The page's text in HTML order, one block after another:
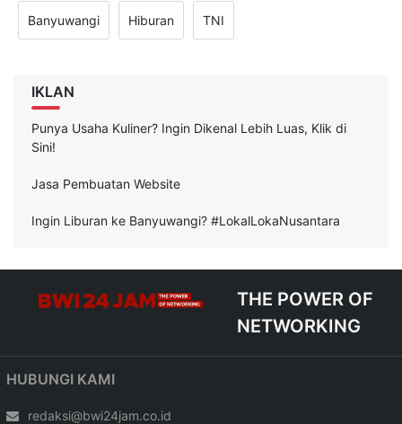
Banyuwangi Hiburan TNI
IKLAN
Punya Usaha Kuliner? Ingin Dikenal Lebih Luas, Klik di
Sini!
Jasa Pembuatan Website
Ingin Liburan ke Banyuwangi? #LokalLokaNusantara
THE POWER OF
NETWORKING
HUBUNGI KAMI
redaksi@bwi24jam.co.id